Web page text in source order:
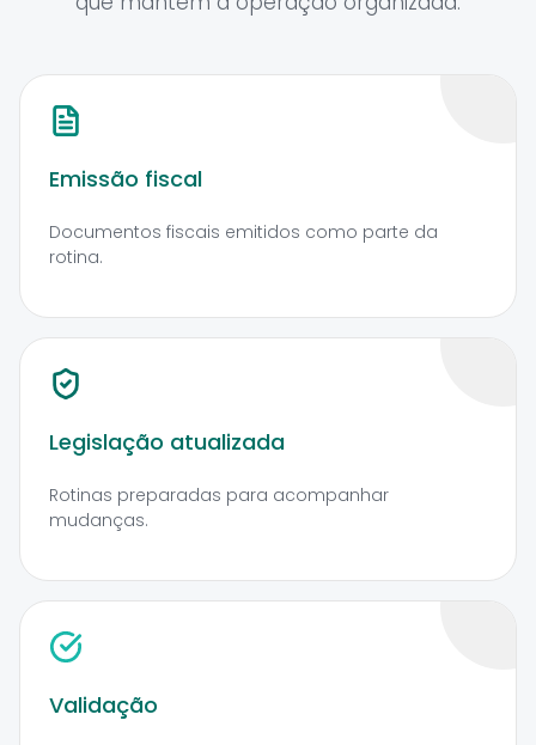
Emissão fiscal
Documentos fiscais emitidos como parte da
rotina.
Legislação atualizada
Rotinas preparadas para acompanhar
mudanças.
Validação